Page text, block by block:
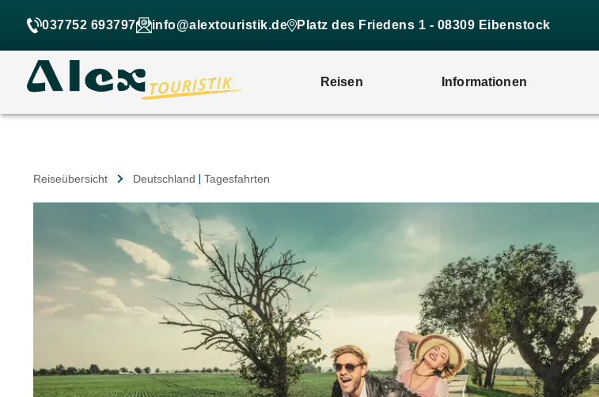
037752 693797 info@alextouristik.de Platz des Friedens 1 - 08309 Eibenstock
Reisen Informationen
Reiseübersicht Deutschland Tagesfahrten